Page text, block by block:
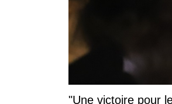
"Une victoire pour